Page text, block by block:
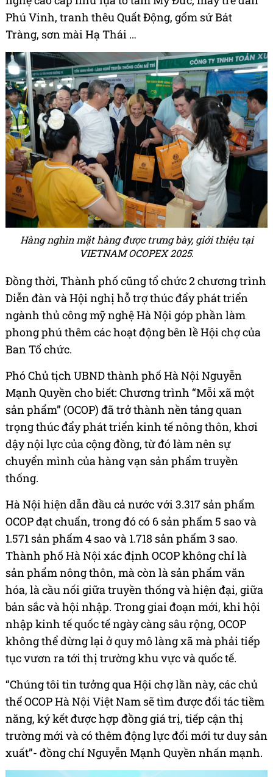
Phú Vinh, tranh thêu Quất Động, gốm sứ Bát
Tràng, sơn mài Hạ Thái …
Hàng nghìn mặt hàng được trưng bày, giới thiệu tại
VIETNAM OCOPEX 2025.
Đồng thời, Thành phố cũng tổ chức 2 chương trình
Diễn đàn và Hội nghị hỗ trợ thúc đẩy phát triển
ngành thủ công mỹ nghệ Hà Nội góp phần làm
phong phú thêm các hoạt động bên lề Hội chợ của
Ban Tổ chức.
Phó Chủ tịch UBND thành phố Hà Nội Nguyễn
Mạnh Quyền cho biết: Chương trình “Mỗi xã một
sản phẩm” (OCOP) đã trở thành nền tảng quan
trọng thúc đẩy phát triển kinh tế nông thôn, khơi
dậy nội lực của cộng đồng, từ đó làm nên sự
chuyển mình của hàng vạn sản phẩm truyền
thống.
Hà Nội hiện dẫn đầu cả nước với 3.317 sản phẩm
OCOP đạt chuẩn, trong đó có 6 sản phẩm 5 sao và
1.571 sản phẩm 4 sao và 1.718 sản phẩm 3 sao.
Thành phố Hà Nội xác định OCOP không chỉ là
sản phẩm nông thôn, mà còn là sản phẩm văn
hóa, là cầu nối giữa truyền thống và hiện đại, giữa
bản sắc và hội nhập. Trong giai đoạn mới, khi hội
nhập kinh tế quốc tế ngày càng sâu rộng, OCOP
không thể dừng lại ở quy mô làng xã mà phải tiếp
tục vươn ra tới thị trường khu vực và quốc tế.
“Chúng tôi tin tưởng qua Hội chợ lần này, các chủ
thể OCOP Hà Nội Việt Nam sẽ tìm được đối tác tiềm
năng, ký kết được hợp đồng giá trị, tiếp cận thị
trường mới và có thêm động lực đổi mới tư duy sản
xuất”- đồng chí Nguyễn Mạnh Quyền nhấn mạnh.